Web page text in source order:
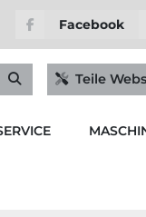
Facebook
Teile
SERVICE